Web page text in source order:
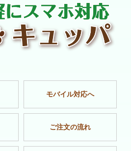
モバイル対応へ
ご注文の流れ